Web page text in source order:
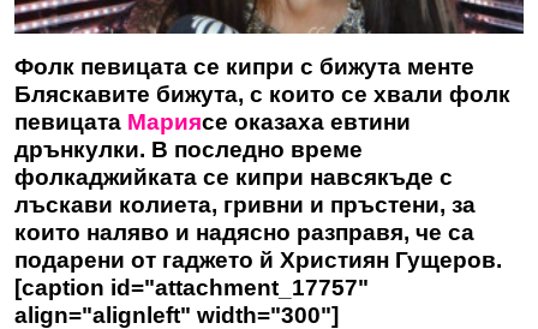
Фолк певицата се кипри с бижута менте
Бляскавите бижута, с които се хвали фолк
певицата Мариясе оказаха евтини
дрънкулки. В последно време
фолкаджийката се кипри навсякъде с
лъскави колиета, гривни и пръстени, за
които наляво и надясно разправя, че са
подарени от гаджето й Християн Гущеров.
[caption id="attachment_17757"
align="alignleft" width="300"]